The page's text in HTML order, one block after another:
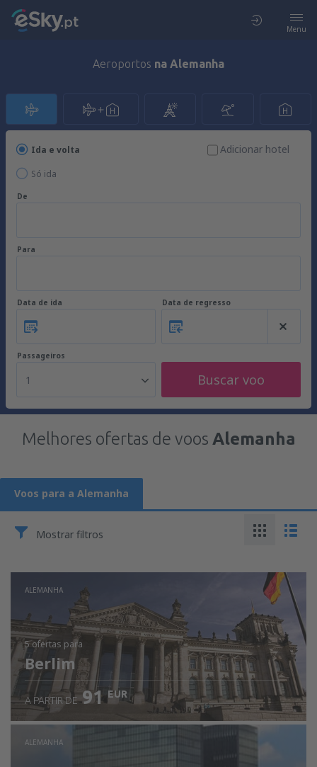
Menu
Aeroportos na Alemanha
Ida e volta
Só ida
Adicionar hotel
De
Para
Data de ida Data de regresso
Passageiros
1 Buscar voo
Melhores ofertas de voos Alemanha
Voos para a Alemanha
Mostrar filtros
ALEMANHA
5 ofertas para
Berlim
A PARTIR DE 91 EUR
ALEMANHA